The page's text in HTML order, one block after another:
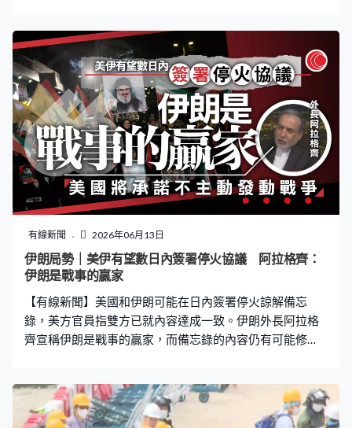
下閃電及震耳雷響聲，嚇得所有人都呆了，過後發現池邊
起跳台被擊中，指今次事件所幸無人受傷，實在萬幸。 工
會呼籲市民聽到雷響、看見烏雲閃電，就算尚未收到天文
台雷暴警告，都要立即遠離泳池、海灘、河澗等所有水
域；當雷暴警告生效時，必須馬上離開池區，移步到室內
安全地方暫避，勿抱僥倖心態繼續落水逗留。
有線新聞 2026年06月13日
伊朗局勢｜美伊有望數日內簽署停火協議 阿拉格齊：
伊朗是戰事的贏家
【有線新聞】美國和伊朗可能在日內簽署停火諒解備忘
錄，美方官員指雙方已就內容達成一致。伊朗外長阿拉格
齊宣稱伊朗是戰事的贏家，而備忘錄的內容仍有可能修
就停火諒解備忘錄的內容從未如此接近，而協助美伊談判
斡旋的巴基斯坦總理夏巴茲亦指協議內容已達成一致，目